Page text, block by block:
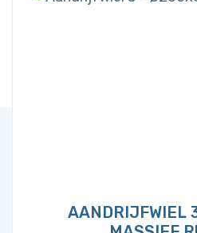
AANDRIJFWIEL